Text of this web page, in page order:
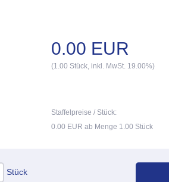
0.00 EUR
(1.00 Stück, inkl. MwSt. 19.00%)
Staffelpreise / Stück:
0.00 EUR ab Menge 1.00 Stück
Stück